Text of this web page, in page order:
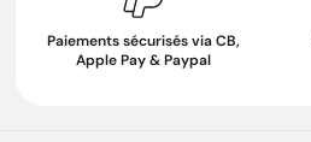
Paiements sécurisés via CB,
Apple Pay & Paypal